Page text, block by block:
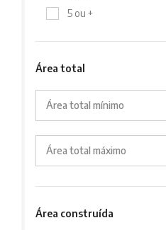
5 ou +
Área total
Área total mínimo
Área total máximo
Área construída